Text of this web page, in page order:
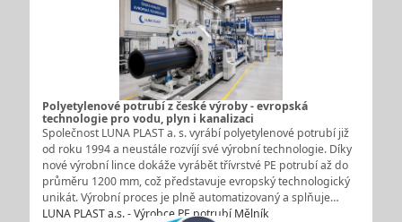
Polyetylenové potrubí z české výroby - evropská
technologie pro vodu, plyn i kanalizaci
Společnost LUNA PLAST a. s. vyrábí polyetylenové potrubí již
od roku 1994 a neustále rozvíjí své výrobní technologie. Díky
nové výrobní lince dokáže vyrábět třívrstvé PE potrubí až do
průměru 1200 mm, což představuje evropský technologický
unikát. Výrobní proces je plně automatizovaný a splňuje…
LUNA PLAST a.s. - Výrobce PE potrubí Mělník